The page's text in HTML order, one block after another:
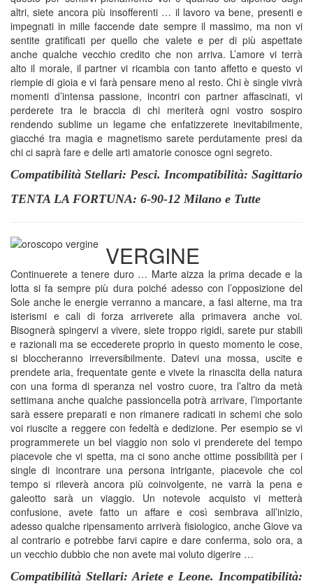
altri, siete ancora più insofferenti … il lavoro va bene, presenti e
impegnati in mille faccende date sempre il massimo, ma non vi
sentite gratificati per quello che valete e per di più aspettate
anche qualche vecchio credito che non arriva. L’amore vi terrà
alto il morale, il partner vi ricambia con tanto affetto e questo vi
riempie di gioia e vi farà pensare meno al resto. Chi è single vivrà
momenti d’intensa passione, incontri con partner affascinati, vi
perderete tra le braccia di chi meriterà ogni vostro sospiro
rendendo sublime un legame che enfatizzerete inevitabilmente,
giacché tra magia e magnetismo sarete perdutamente presi da
chi ci saprà fare e delle arti amatorie conosce ogni segreto.
Compatibilità Stellari: Pesci. Incompatibilità: Sagittario
TENTA LA FORTUNA: 6-90-12 Milano e Tutte
VERGINE
Continuerete a tenere duro … Marte aizza la prima decade e la
lotta si fa sempre più dura poiché adesso con l’opposizione del
Sole anche le energie verranno a mancare, a fasi alterne, ma tra
isterismi e cali di forza arriverete alla primavera anche voi.
Bisognerà spingervi a vivere, siete troppo rigidi, sarete pur stabili
e razionali ma se eccederete proprio in questo momento le cose,
si bloccheranno irreversibilmente. Datevi una mossa, uscite e
prendete aria, frequentate gente e vivete la rinascita della natura
con una forma di speranza nel vostro cuore, tra l’altro da metà
settimana anche qualche passioncella potrà arrivare, l’importante
sarà essere preparati e non rimanere radicati in schemi che solo
voi riuscite a reggere con fedeltà e dedizione. Per esempio se vi
programmerete un bel viaggio non solo vi prenderete del tempo
piacevole che vi spetta, ma ci sono anche ottime possibilità per i
single di incontrare una persona intrigante, piacevole che col
tempo si rileverà ancora più coinvolgente, ne varrà la pena e
galeotto sarà un viaggio. Un notevole acquisto vi metterà
confusione, avete fatto un affare e così sembrava all’inizio,
adesso qualche ripensamento arriverà fisiologico, anche Giove va
al contrario e potrebbe farvi capire e dare conferma, solo ora, a
un vecchio dubbio che non avete mai voluto digerire …
Compatibilità Stellari: Ariete e Leone. Incompatibilità: